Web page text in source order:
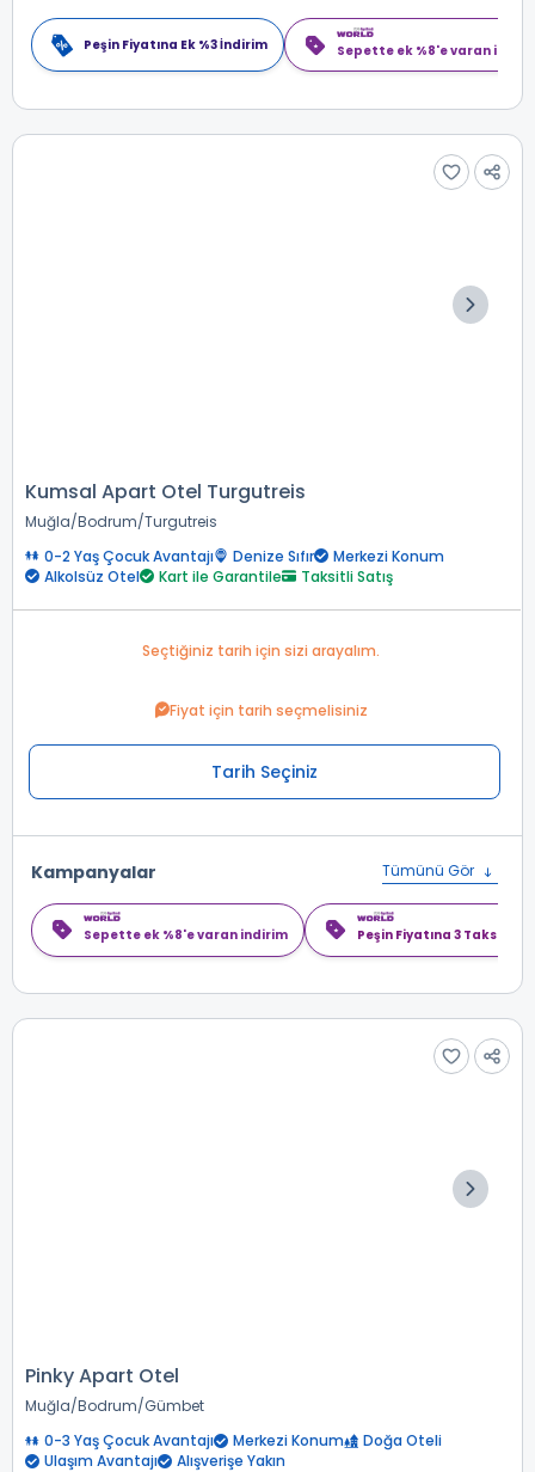
Peşin Fiyatına Ek %3 İndirim Sepette ek %8'e varan
Kumsal Apart Otel Turgutreis
Muğla Bodrum Turgutreis
0-2 Yaş Çocuk Avantajı
Denize Sıfır
Merkezi Konum
Alkolsüz Otel
Kart ile Garantile Taksitli Satış
Seçtiğiniz tarih için sizi arayalım.
Fiyat için tarih seçmelisiniz
Tarih Seçiniz
Kampanyalar Tümünü Gör
Sepette ek %8'e varan indirim Peşin Fiyatına 3 Taksit
Pinky Apart Otel
Muğla Bodrum Gümbet
0-3 Yaş Çocuk Avantajı
Merkezi Konum
Doğa Oteli
Ulaşım Avantajı
Alışverişe Yakın